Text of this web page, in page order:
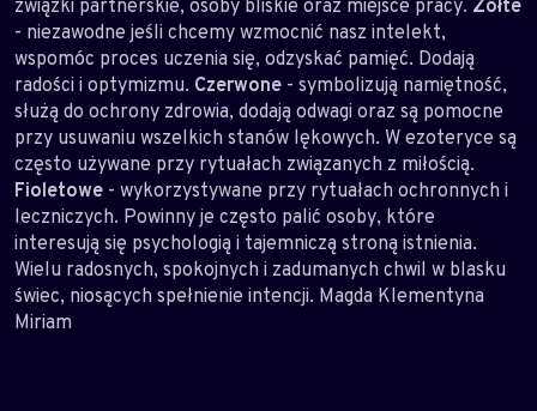
związki partnerskie, osoby bliskie oraz miejsce pracy. Żółte
- niezawodne jeśli chcemy wzmocnić nasz intelekt,
wspomóc proces uczenia się, odzyskać pamięć. Dodają
radości i optymizmu. Czerwone - symbolizują namiętność,
służą do ochrony zdrowia, dodają odwagi oraz są pomocne
przy usuwaniu wszelkich stanów lękowych. W ezoteryce są
często używane przy rytuałach związanych z miłością.
Fioletowe - wykorzystywane przy rytuałach ochronnych i
leczniczych. Powinny je często palić osoby, które
interesują się psychologią i tajemniczą stroną istnienia.
Wielu radosnych, spokojnych i zadumanych chwil w blasku
świec, niosących spełnienie intencji. Magda Klementyna
Miriam